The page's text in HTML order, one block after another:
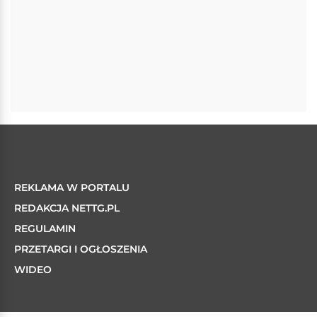
REKLAMA W PORTALU
REDAKCJA NETTG.PL
REGULAMIN
PRZETARGI I OGŁOSZENIA
WIDEO